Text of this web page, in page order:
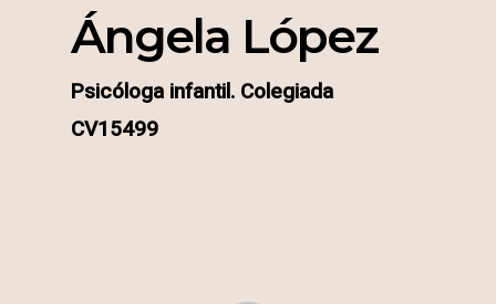
Ángela López
Psicóloga infantil. Colegiada
CV15499